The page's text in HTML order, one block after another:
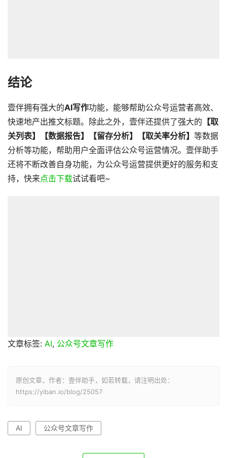
结论
壹伴拥有强大的AI写作功能，能够帮助公众号运营者高效、
快速地产出推文标题。除此之外，壹伴还提供了强大的 【取
关列表】【数据报告】【留存分析】【取关率分析】 等数据
分析等功能，帮助用户全面评估公众号运营情况。壹伴助手
还将不断改善自身功能，为公众号运营提供更好的服务和支
持，快来点击下载试试看吧~
文章标签: AI, 公众号文章写作
原创文章，作者：壹伴助手，如若转载，请注明出处：
https://yiban.io/blog/25057
AI 公众号文章写作